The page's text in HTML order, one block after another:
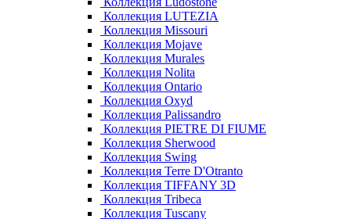
Коллекция LUTEZIA
Коллекция Missouri
Коллекция Mojave
Коллекция Murales
Коллекция Nolita
Коллекция Ontario
Коллекция Oxyd
Коллекция Palissandro
Коллекция PIETRE DI FIUME
Коллекция Sherwood
Коллекция Swing
Коллекция Terre D'Otranto
Коллекция TIFFANY 3D
Коллекция Tribeca
Коллекция Tuscany